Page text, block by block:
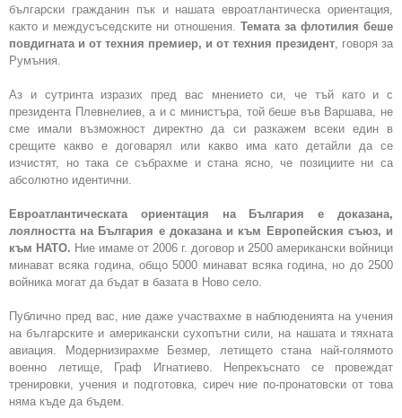
български гражданин пък и нашата евроатлантическа ориентация,
както и междусъседските ни отношения. Темата за флотилия беше
повдигната и от техния премиер, и от техния президент , говоря за
Румъния.
Аз и сутринта изразих пред вас мнението си, че тъй като и с
президента Плевнелиев, а и с министъра, той беше във Варшава, не
сме имали възможност директно да си разкажем всеки един в
срещите какво е договарял или какво има като детайли да се
изчистят, но така се събрахме и стана ясно, че позициите ни са
абсолютно идентични.
Евроатлантическата ориентация на България е доказана,
лоялността на България е доказана и към Европейския съюз, и
към НАТО. Ние имаме от 2006 г. договор и 2500 американски войници
минават всяка година, общо 5000 минават всяка година, но до 2500
войника могат да бъдат в базата в Ново село.
Публично пред вас, ние даже участвахме в наблюденията на учения
на българските и американски сухопътни сили, на нашата и тяхната
авиация. Модернизирахме Безмер, летището стана най-голямото
военно летище, Граф Игнатиево. Непрекъснато се провеждат
тренировки, учения и подготовка, сиреч ние по-пронатовски от това
няма къде да бъдем.